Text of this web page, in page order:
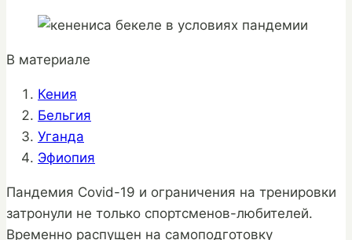
В материале
Кения
Бельгия
Уганда
Эфиопия
Пандемия Covid-19 и ограничения на тренировки
затронули не только спортсменов-любителей.
Временно распущен на самоподготовку